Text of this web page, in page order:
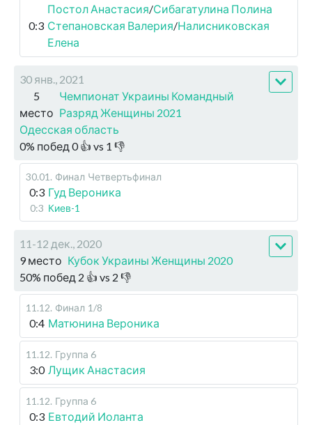
0:3
Постол Анастасия/Сибагатулина Полина
Степановская Валерия/Налисниковская
Елена
30 янв., 2021
5
место
Чемпионат Украины Командный
Разряд Женщины 2021
Одесская область
0% побед 0👍 vs 1 👎
30.01 . Финал Четвертьфинал
0:3 Гуд Вероника
0:3 Киев-1
11-12 дек., 2020
9 место Кубок Украины Женщины 2020
50% побед 2 👍 vs 2 👎
11.12. Финал 1/8
0:4 Матюнина Вероника
11.12. Группа 6
3:0 Лущик Анастасия
11.12. Группа 6
0:3 Евтодий Иоланта